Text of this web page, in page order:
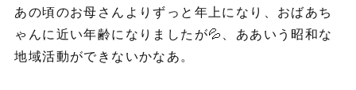
あの頃のお母さんよりずっと年上になり、おばあち
ゃんに近い年齢になりましたが💦、ああいう昭和な
地域活動ができないかなあ。